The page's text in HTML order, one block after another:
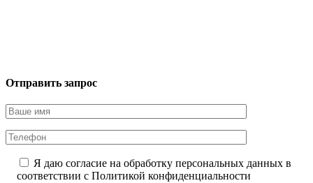
Отправить запрос
Я даю согласие на обработку персональных данных в
соответствии с Политикой конфиденциальности